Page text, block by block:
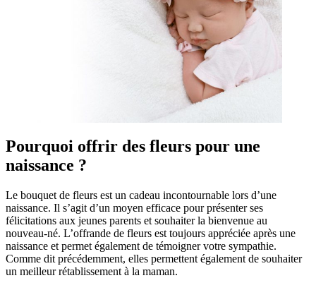
Pourquoi offrir des fleurs pour une
naissance ?
Le bouquet de fleurs est un cadeau incontournable lors d’une
naissance. Il s’agit d’un moyen efficace pour présenter ses
félicitations aux jeunes parents et souhaiter la bienvenue au
nouveau-né. L’offrande de fleurs est toujours appréciée après une
naissance et permet également de témoigner votre sympathie.
Comme dit précédemment, elles permettent également de souhaiter
un meilleur rétablissement à la maman.